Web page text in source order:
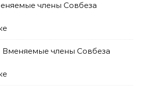
члены Совбеза
Вменяемые члены Совбеза